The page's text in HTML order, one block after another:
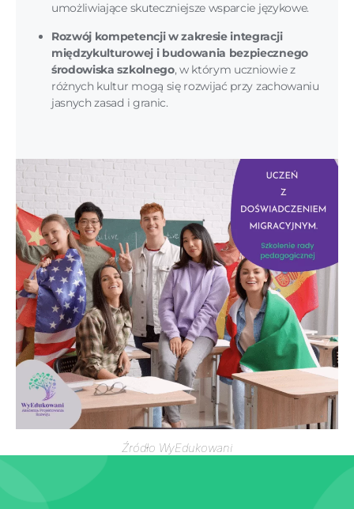
umożliwiające skuteczniejsze wsparcie językowe.
Rozwój kompetencji w zakresie integracji
międzykulturowej i budowania bezpiecznego
środowiska szkolnego, w którym uczniowie z
różnych kultur mogą się rozwijać przy zachowaniu
jasnych zasad i granic.
Źródło WyEdukowani